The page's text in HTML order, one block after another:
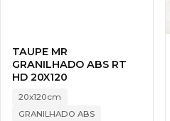
TAUPE MR
GRANILHADO ABS RT
HD 20X120
20x120cm
GRANILHADO ABS